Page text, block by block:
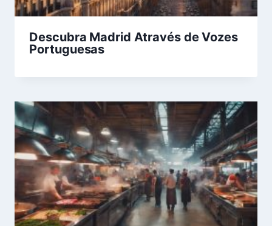
Descubra Madrid Através de Vozes
Portuguesas